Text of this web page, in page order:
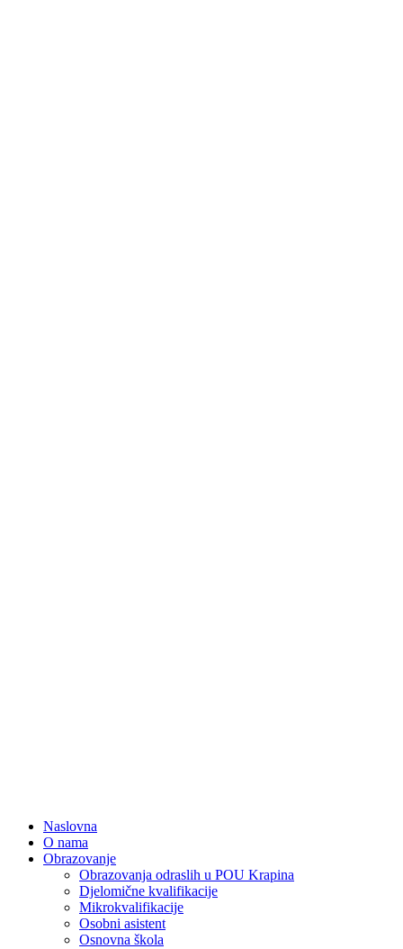
Naslovna
O nama
Obrazovanje
Obrazovanja odraslih u POU Krapina
Djelomične kvalifikacije
Mikrokvalifikacije
Osobni asistent
Osnovna škola